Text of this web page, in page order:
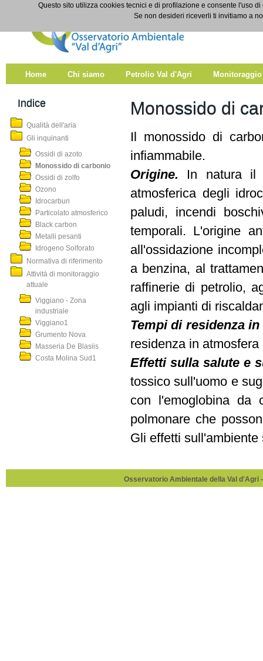
Salta al contenuto
Monossido di carbonio
Home Chi siamo Petrolio Val d'Agri Monitoraggio
Indice
Qualità dell'aria
Gli inquinanti
Ossidi di azoto
Monossido di carbonio
Ossidi di zolfo
Ozono
Idrocarburi
Particolato atmosferico
Black carbon
Metalli pesanti
Idrogeno Solforato
Normativa di riferimento
Attività di monitoraggio
attuale
Viggiano - Zona
industriale
Viggiano1
Grumento Nova
Masseria De Blasiis
Costa Molina Sud1
Monossido di
Il monossido di
infiammabile.
Origine. In natura il
atmosferica degli
paludi, incendi
temporali. L'origine
all'ossidazione
a benzina, al
raffinerie di petrolio,
agli impianti di
Tempi di residenza
residenza in
Effetti sulla salute e
tossico sull'uomo e
con l'emoglobina da
polmonare che
Gli effetti
Osservatorio Ambientale della Val d'Agri
Questo sito utilizza cookies tecnici e di profilazione e consente l'uso
Se non desideri riceverli ti invitiamo a